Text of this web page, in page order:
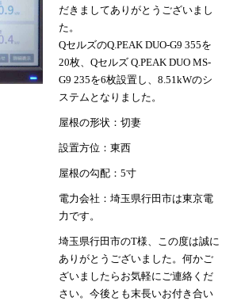
だきましてありがとうございまし
た。
QセルズのQ.PEAK DUO-G9 355を
20枚、Qセルズ Q.PEAK DUO MS-
G9 235を6枚設置し、8.51kWのシ
ステムとなりました。
屋根の形状：切妻
設置方位：東西
屋根の勾配：5寸
電力会社：埼玉県行田市は東京電
力です。
埼玉県行田市のT様、この度は誠に
ありがとうございました。何かご
ざいましたらお気軽にご連絡くだ
さい。今後とも末長いお付き合い